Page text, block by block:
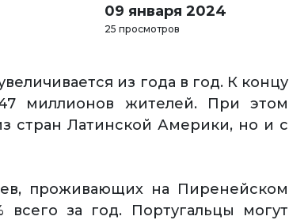
09 января 2024
25 просмотров
из года в год. К концу
миллионов жителей. При этом
стран Латинской Америки, но и с
проживающих на Пиренейском
всего за год. Португальцы могут